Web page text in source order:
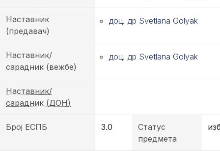
Наставник
(предавач)
доц. др Svetlana Golyak
Наставник/
сарадник (вежбе)
доц. др Svetlana Golyak
Наставник/
сарадник (ДОН)
Број ЕСПБ 3.0
Статус
предмета